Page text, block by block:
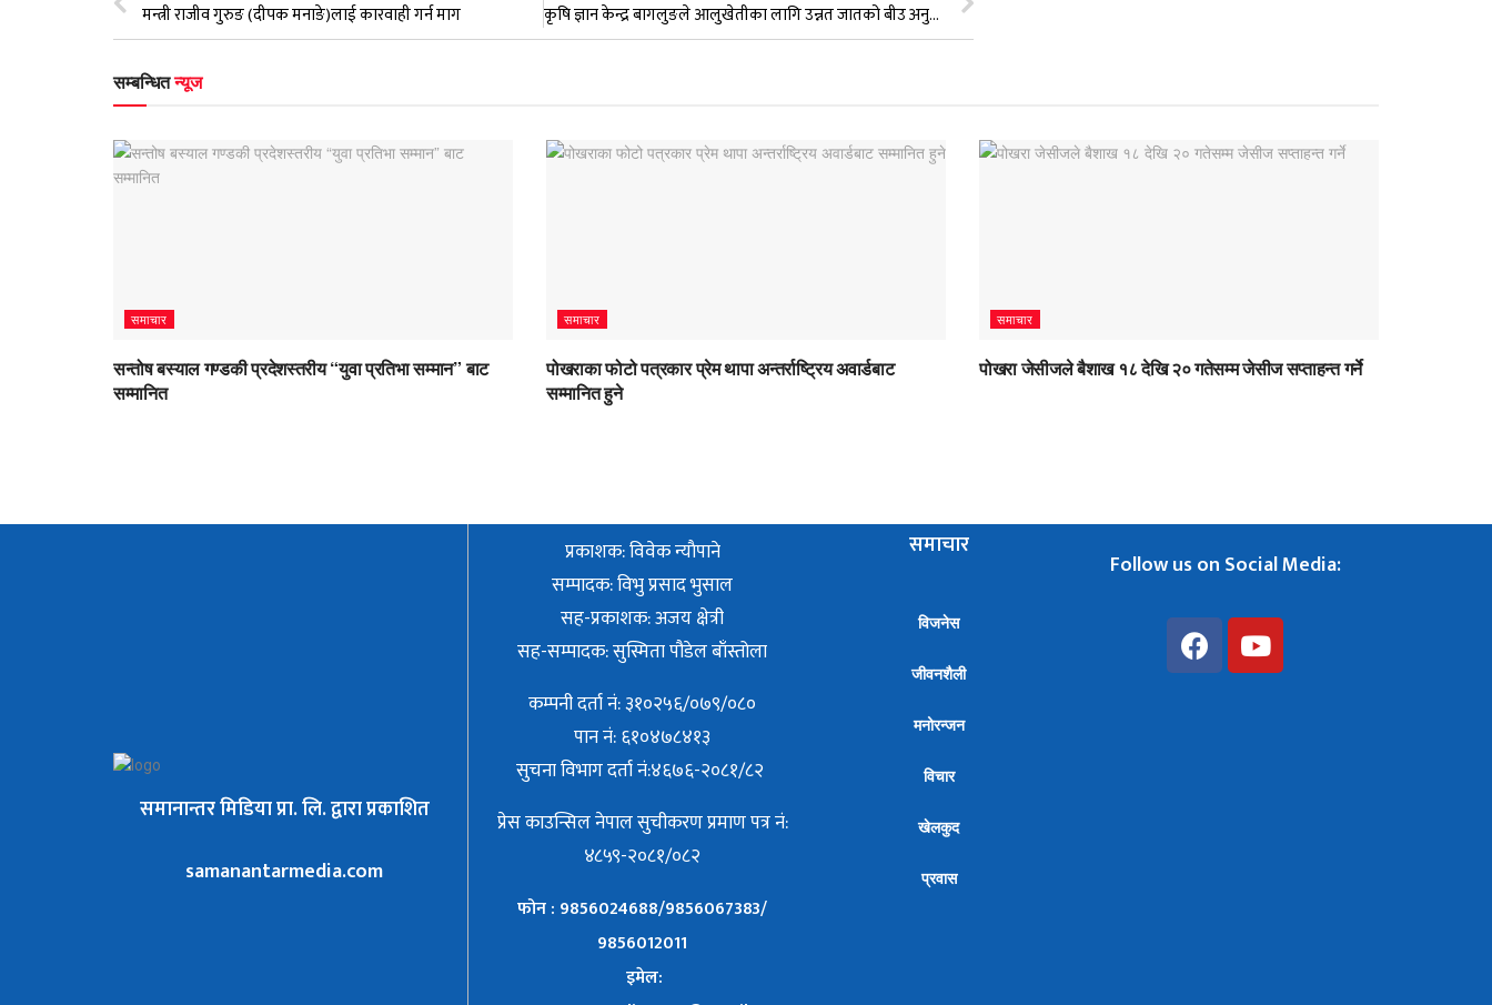
मन्त्री राजीव गुरुङ (दीपक मनाङे)लाई कारवाही गर्न माग कृषि ज्ञान केन्द्र बागलुङले आलुखेतीका लागि उन्नत जातको बीउ अनुदानमा
सम्बन्धितन्यूज
समाचार
सन्तोष बस्याल गण्डकी प्रदेशस्तरीय “युवा प्रतिभा सम्मान” बाट
सम्मानित
समाचार
पोखराका फोटो पत्रकार प्रेम थापा अन्तर्राष्ट्रिय अवार्डबाट
सम्मानित हुने
समाचार
पोखरा जेसीजले बैशाख १८ देखि २० गतेसम्म जेसीज सप्ताहन्त गर्ने
समानान्तर मिडिया प्रा. लि. द्वारा प्रकाशित
samanantarmedia.com
प्रकाशक: विवेक न्याैपाने
सम्पादक: विभु प्रसाद भुसाल
सह-प्रकाशक: अजय क्षेत्री
सह-सम्पादक: सुस्मिता पौडेल बाँस्तोला
कम्पनी दर्ता नं: ३१०२५६/०७९/०८०
पान नं: ६१०४७८४१३
सुचना विभाग दर्ता नं:४६७६-२०८१/८२
प्रेस काउन्सिल नेपाल सुचीकरण प्रमाण पत्र नं:
४८५९-२०८१/०८२
फोन : 9856024688/9856067383/
9856012011
इमेल:
समाचार
विजनेस
जीवनशैली
मनोरन्जन
विचार
खेलकुद
प्रवास
Follow us on Social Media: